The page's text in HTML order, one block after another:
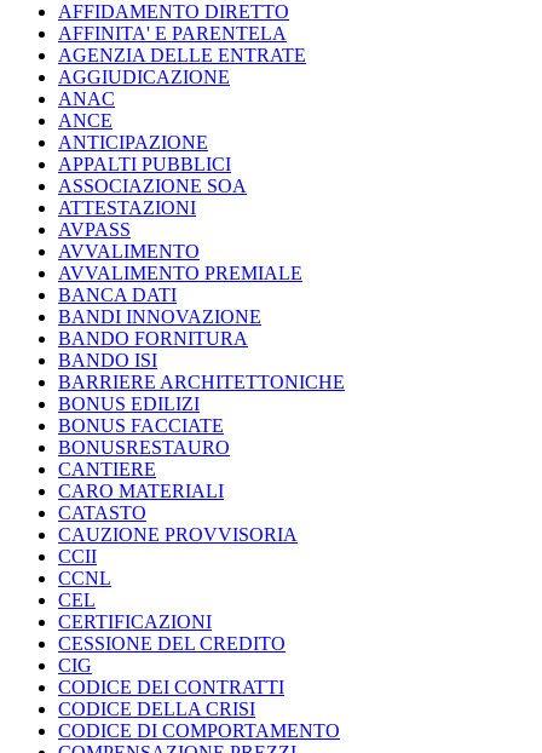
AFFIDAMENTO DIRETTO
AFFINITA' E PARENTELA
AGENZIA DELLE ENTRATE
AGGIUDICAZIONE
ANAC
ANCE
ANTICIPAZIONE
APPALTI PUBBLICI
ASSOCIAZIONE SOA
ATTESTAZIONI
AVPASS
AVVALIMENTO
AVVALIMENTO PREMIALE
BANCA DATI
BANDI INNOVAZIONE
BANDO FORNITURA
BANDO ISI
BARRIERE ARCHITETTONICHE
BONUS EDILIZI
BONUS FACCIATE
BONUSRESTAURO
CANTIERE
CARO MATERIALI
CATASTO
CAUZIONE PROVVISORIA
CCII
CCNL
CEL
CERTIFICAZIONI
CESSIONE DEL CREDITO
CIG
CODICE DEI CONTRATTI
CODICE DELLA CRISI
CODICE DI COMPORTAMENTO